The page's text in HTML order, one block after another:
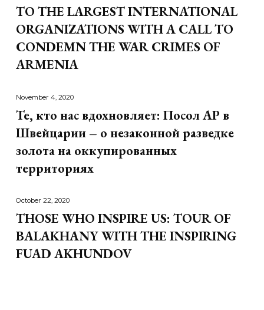
TO THE LARGEST INTERNATIONAL
ORGANIZATIONS WITH A CALL TO
CONDEMN THE WAR CRIMES OF
ARMENIA
November 4, 2020
Те, кто нас вдохновляет: Посол АР в
Швейцарии – о незаконной разведке
золота на оккупированных
территориях
October 22, 2020
THOSE WHO INSPIRE US: TOUR OF
BALAKHANY WITH THE INSPIRING
FUAD AKHUNDOV